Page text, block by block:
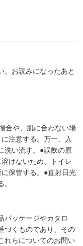
。お読みになったあと
合や、肌に合わない場
注意する。万一、入
洗い流す。●誤飲の原
けないため、トイレ
保管する。●直射日光
パッケージやカタロ
づくものであり、その
れらについてのお問い